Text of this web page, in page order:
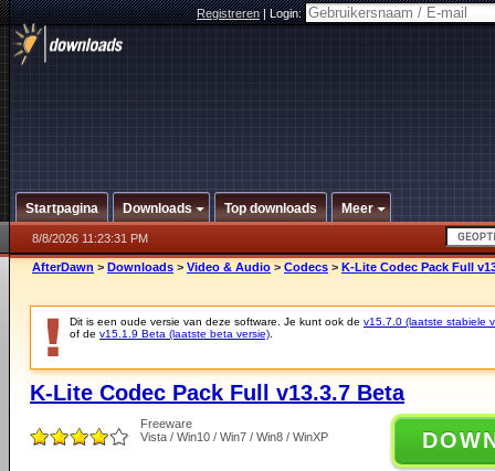
Registreren|Login:
Startpagina Downloads Top downloads Meer
8/8/2026 11:23:31 PM
AfterDawn > Downloads > Video & Audio > Codecs > K-Lite Codec Pack Full
Dit is een oude versie van deze software. Je kunt ook de v15.7.0 (laatste stabiele
of de v15.1.9 Beta (laatste beta versie)
K-Lite Codec Pack Full v13.3.7 Beta
Freeware
Vista / Win10 / Win7 / Win8 / WinXP